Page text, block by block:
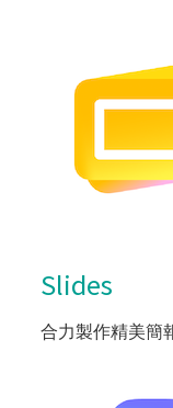
Slides
合力製作精美簡